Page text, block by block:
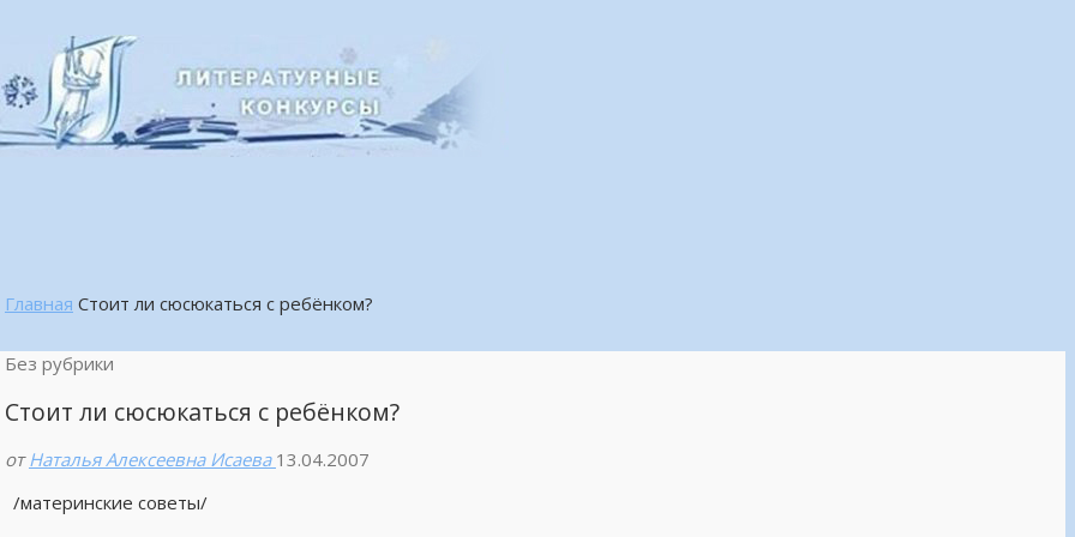
Главная Стоит ли сюсюкаться с ребёнком?
Без рубрики
Стоит ли сюсюкаться с ребёнком?
от Наталья Алексеевна Исаева 13.04.2007
/материнские советы/